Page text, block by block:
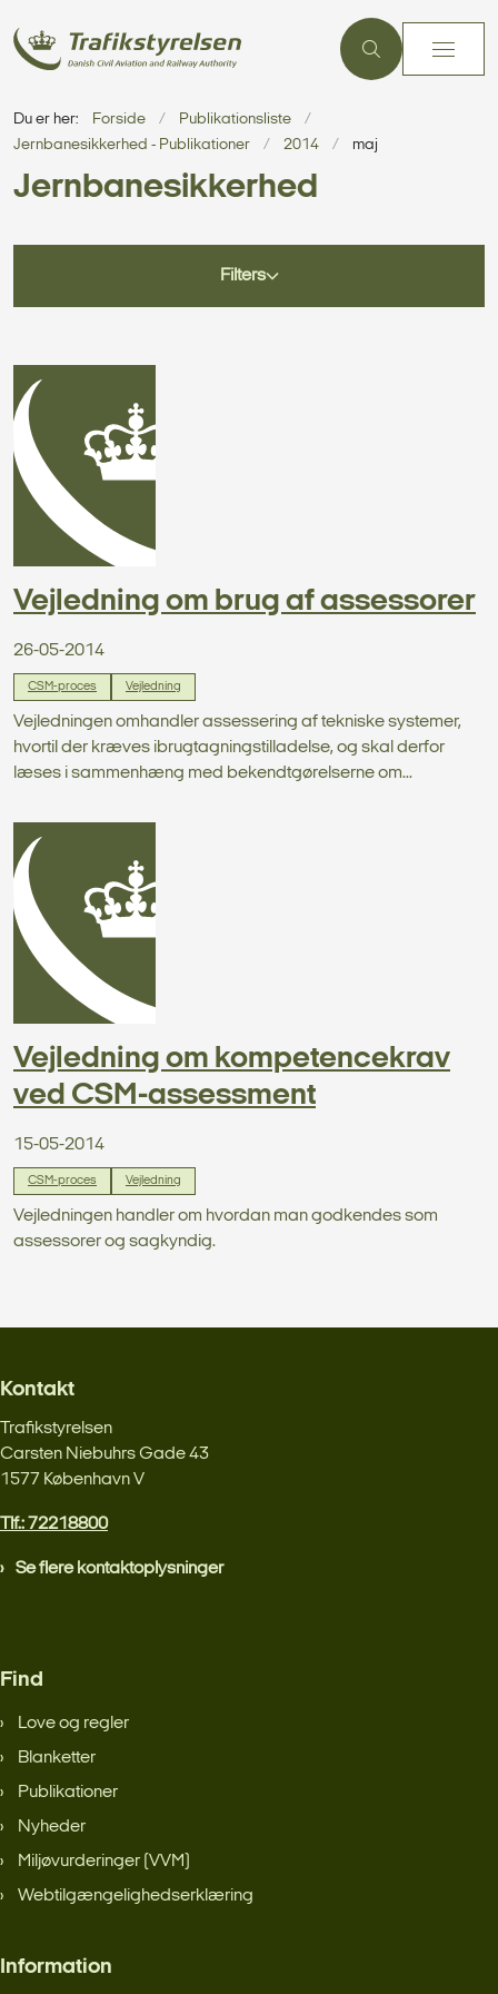
Du er her: Forside
Publikationsliste
Jernbanesikkerhed - Publikationer
2014 maj
Jernbanesikkerhed
Filters
Vejledning om brug af assessorer
26-05-2014
CSM-proces Vejledning
Vejledningen omhandler assessering af tekniske systemer,
hvortil der kræves ibrugtagningstilladelse, og skal derfor
læses i sammenhæng med bekendtgørelserne om...
Vejledning om kompetencekrav
ved CSM-assessment
15-05-2014
CSM-proces Vejledning
Vejledningen handler om hvordan man godkendes som
assessorer og sagkyndig.
Kontakt
Trafikstyrelsen
Carsten Niebuhrs Gade 43
1577 København V
Tlf.: 72218800
Se flere kontaktoplysninger
Find
Love og regler
Blanketter
Publikationer
Nyheder
Miljøvurderinger (VVM)
Webtilgængelighedserklæring
Information